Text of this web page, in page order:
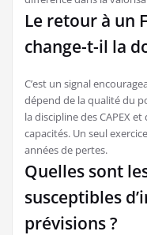
Le retour à un
change-t-il la
C’est un signal
dépend de la qualité du
la discipline des CAPEX
capacités. Un seul
années de pertes.
Quelles sont
susceptibles
prévisions ?